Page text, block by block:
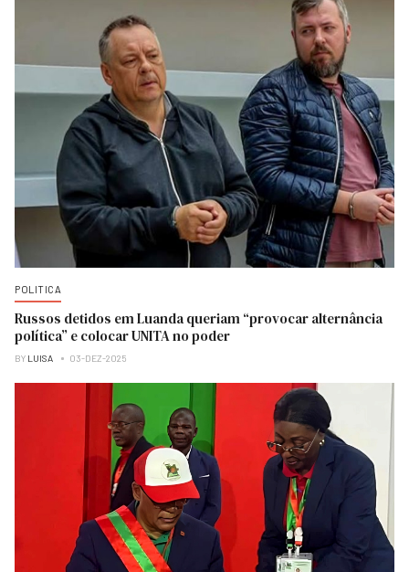
POLITICA
Russos detidos em Luanda queriam “provocar alternância
política” e colocar UNITA no poder
BY LUISA 03-DEZ-2025